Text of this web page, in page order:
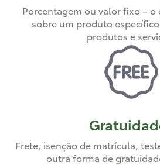
Porcentagem ou valor fixo – o
sobre um produto
produtos e
Frete, isenção de matrícula,
outra forma de